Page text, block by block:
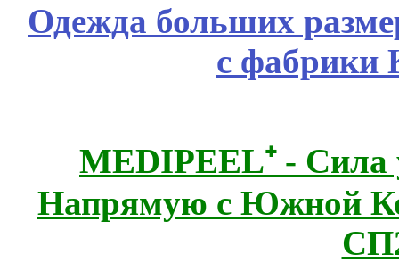
Одежда больших
с фабрики
MEDIPEEL⁺ - Сила
Напрямую с Южной